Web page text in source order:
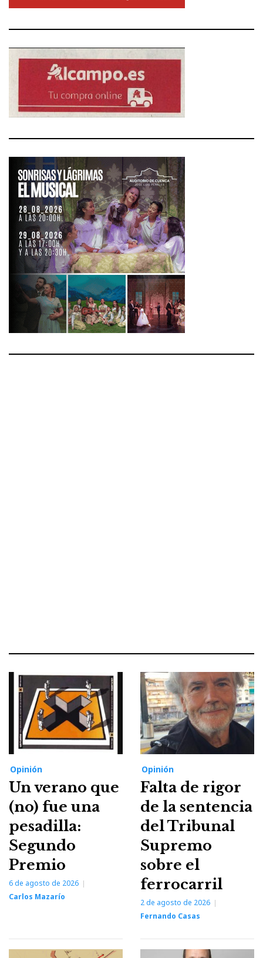
Opinión
Un verano que
(no) fue una
pesadilla:
Segundo
Premio
6 de agosto de 2026
Carlos Mazarío
Opinión
Falta de rigor
de la sentencia
del Tribunal
Supremo
sobre el
ferrocarril
2 de agosto de 2026
Fernando Casas